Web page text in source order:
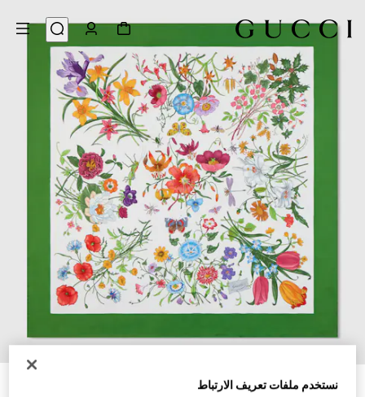
منديل جيب مربع من الحرير مزيّن بطبعات
نستخدم ملفات تعريف الارتباط